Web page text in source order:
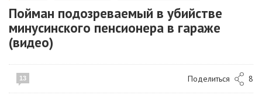
Пойман подозреваемый в убийстве
минусинского пенсионера в гараже
(видео)
13 Поделиться 8